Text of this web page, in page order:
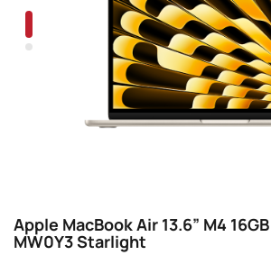
Apple MacBook Air 13.6” M4
MW0Y3 Starlight